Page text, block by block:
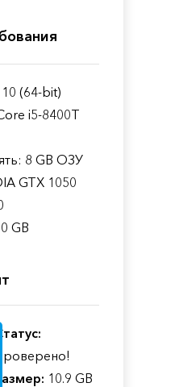
(64-bit)
i5-8400T
8 GB ОЗУ
GTX 1050
GB
Статус:
Проверено!
Размер: 10.9 GB